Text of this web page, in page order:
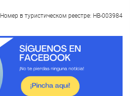
Номер в туристическом реестре: HB-003984